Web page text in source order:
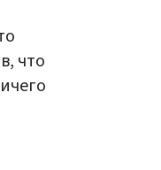
что